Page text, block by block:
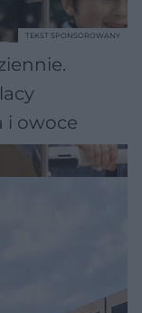
i owoce
TEKST SPONSOROWANY